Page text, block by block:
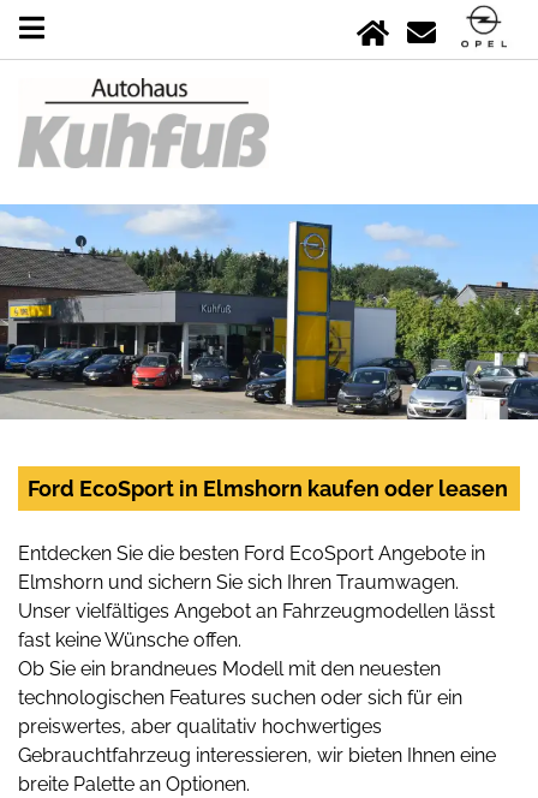
Ford EcoSport in Elmshorn kaufen oder leasen
Entdecken Sie die besten Ford EcoSport Angebote in
Elmshorn und sichern Sie sich Ihren Traumwagen.
Unser vielfältiges Angebot an Fahrzeugmodellen lässt
fast keine Wünsche offen.
Ob Sie ein brandneues Modell mit den neuesten
technologischen Features suchen oder sich für ein
preiswertes, aber qualitativ hochwertiges
Gebrauchtfahrzeug interessieren, wir bieten Ihnen eine
breite Palette an Optionen.